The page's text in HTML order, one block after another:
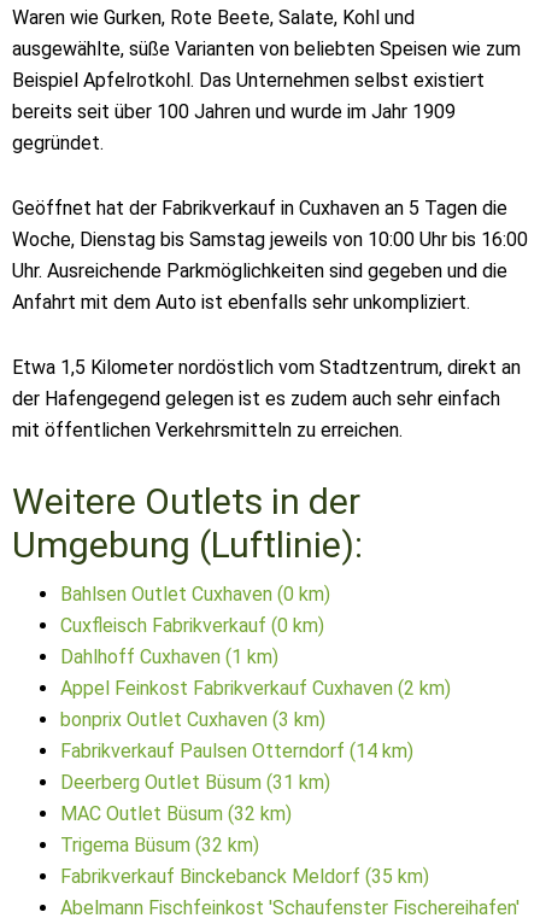
Waren wie Gurken, Rote Beete, Salate, Kohl und
ausgewählte, süße Varianten von beliebten Speisen wie zum
Beispiel Apfelrotkohl. Das Unternehmen selbst existiert
bereits seit über 100 Jahren und wurde im Jahr 1909
gegründet.
Geöffnet hat der Fabrikverkauf in Cuxhaven an 5 Tagen die
Woche, Dienstag bis Samstag jeweils von 10:00 Uhr bis 16:00
Uhr. Ausreichende Parkmöglichkeiten sind gegeben und die
Anfahrt mit dem Auto ist ebenfalls sehr unkompliziert.
Etwa 1,5 Kilometer nordöstlich vom Stadtzentrum, direkt an
der Hafengegend gelegen ist es zudem auch sehr einfach
mit öffentlichen Verkehrsmitteln zu erreichen.
Weitere Outlets in der
Umgebung (Luftlinie):
Bahlsen Outlet Cuxhaven (0 km)
Cuxfleisch Fabrikverkauf (0 km)
Dahlhoff Cuxhaven (1 km)
Appel Feinkost Fabrikverkauf Cuxhaven (2 km)
bonprix Outlet Cuxhaven (3 km)
Fabrikverkauf Paulsen Otterndorf (14 km)
Deerberg Outlet Büsum (31 km)
MAC Outlet Büsum (32 km)
Trigema Büsum (32 km)
Fabrikverkauf Binckebanck Meldorf (35 km)
Abelmann Fischfeinkost 'Schaufenster Fischereihafen'